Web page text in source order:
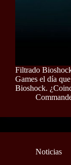
Filtrado
Games el día
Bioshock.
Noticias